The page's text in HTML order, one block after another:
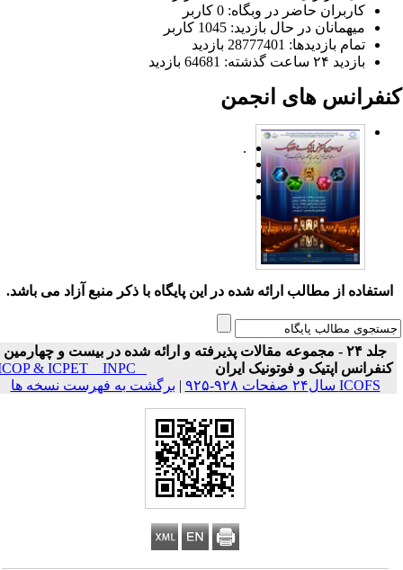
کاربران حاضر در وبگاه: 0 کاربر
میهمانان در حال بازدید: 1045 کاربر
تمام بازدید‌ها: 28777401 بازدید
بازدید ۲۴ ساعت گذشته: 64681 بازدید
های انجمن
.
استفاده از مطالب ارائه شده در این پایگاه با ذکر منبع آزاد می باشد.
جلد ۲۴ - مجموعه مقالات پذیرفته و ارائه شده در بیست و چهارمین
کنفرانس اپتیک و فوتونیک ایران
ICOP & ICPET _ INPC _
ICOFS سال۲۴ صفحات ۹۲۸-۹۲۵
|برگشت به فهرست نسخه ها